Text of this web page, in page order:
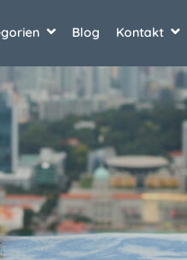
Blog Kontakt